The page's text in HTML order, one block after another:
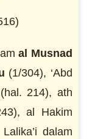
a l Musnad
(1/304), ‘Abd
214), ath
al Hakim
dalam